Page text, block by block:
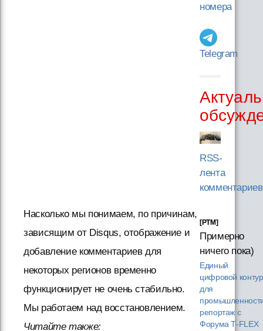
Насколько мы понимаем, по причинам,
зависящим от Disqus, отображение и
добавление комментариев для
некоторых регионов временно
функционирует не очень стабильно.
Мы работаем над восстановлением.
Читайте также:
номера
Telegram
RSS-
лента
комментариев
[PTM]
Примерно
ничего пока)
Единый
цифровой контур
для
репортаж с
Форума T‑FLEX